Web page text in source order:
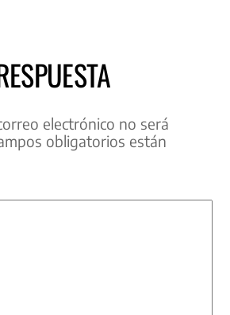
electrónico no será
obligatorios están